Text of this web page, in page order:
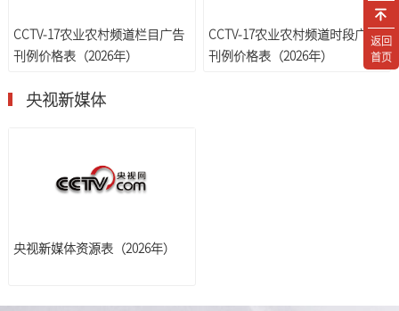
返回
首页
CCTV-17农业农村频道栏目广告
刊例价格表（2026年）
CCTV-17农业农村频道时段广告
刊例价格表（2026年）
央视新媒体
央视新媒体资源表（2026年）